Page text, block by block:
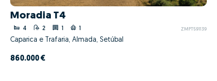
Moradia T4
4 2 ZMPT591139
Caparica e Trafaria, Almada, Setúbal
860.000 €